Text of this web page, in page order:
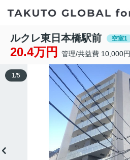
ルクレ東日本橋駅前 空室1
20.4万円 管理/共益費 10,000円
1/5